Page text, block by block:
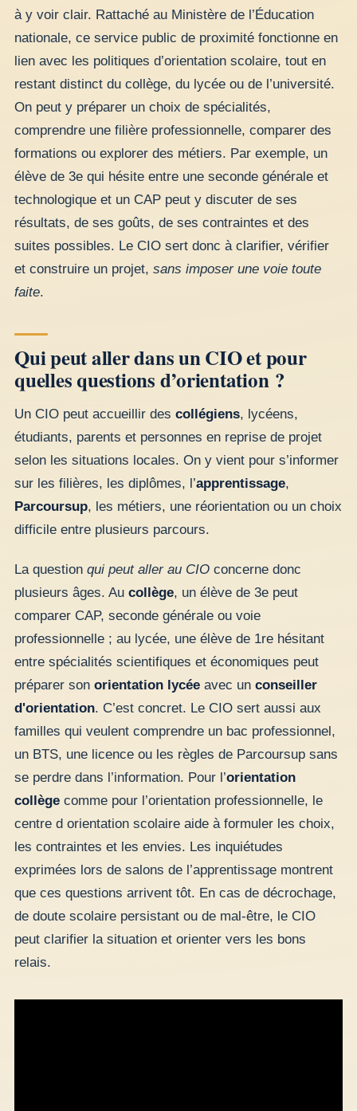
à y voir clair. Rattaché au Ministère de l’Éducation
nationale, ce service public de proximité fonctionne en
lien avec les politiques d’orientation scolaire, tout en
restant distinct du collège, du lycée ou de l’université.
On peut y préparer un choix de spécialités,
comprendre une filière professionnelle, comparer des
formations ou explorer des métiers. Par exemple, un
élève de 3e qui hésite entre une seconde générale et
technologique et un CAP peut y discuter de ses
résultats, de ses goûts, de ses contraintes et des
suites possibles. Le CIO sert donc à clarifier, vérifier
et construire un projet, sans imposer une voie toute
faite.
Qui peut aller dans un CIO et pour
quelles questions d’orientation ?
Un CIO peut accueillir des collégiens, lycéens,
étudiants, parents et personnes en reprise de projet
selon les situations locales. On y vient pour s’informer
sur les filières, les diplômes, l’apprentissage,
Parcoursup, les métiers, une réorientation ou un choix
difficile entre plusieurs parcours.
La question qui peut aller au CIO concerne donc
plusieurs âges. Au collège, un élève de 3e peut
comparer CAP, seconde générale ou voie
professionnelle ; au lycée, une élève de 1re hésitant
entre spécialités scientifiques et économiques peut
préparer son orientation lycée avec un conseiller
d'orientation. C’est concret. Le CIO sert aussi aux
familles qui veulent comprendre un bac professionnel,
un BTS, une licence ou les règles de Parcoursup sans
se perdre dans l’information. Pour l’orientation
collège comme pour l’orientation professionnelle, le
centre d orientation scolaire aide à formuler les choix,
les contraintes et les envies. Les inquiétudes
exprimées lors de salons de l’apprentissage montrent
que ces questions arrivent tôt. En cas de décrochage,
de doute scolaire persistant ou de mal-être, le CIO
peut clarifier la situation et orienter vers les bons
relais.